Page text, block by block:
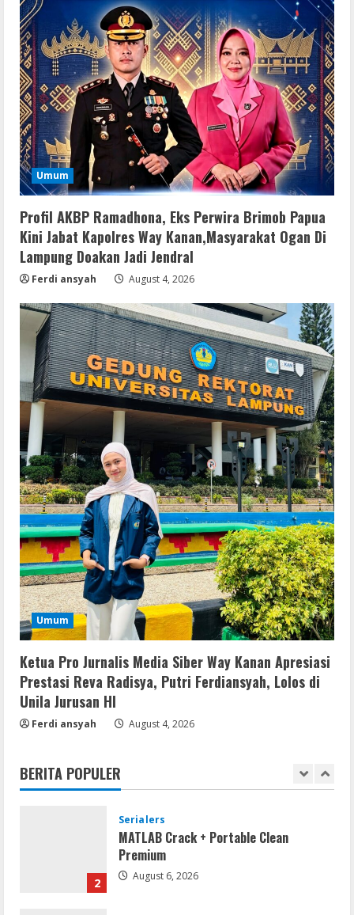
Umum
Profil AKBP Ramadhona, Eks Perwira Brimob Papua
Kini Jabat Kapolres Way Kanan,Masyarakat Ogan Di
Lampung Doakan Jadi Jendral
Ferdi ansyah August 4, 2026
Umum
Ketua Pro Jurnalis Media Siber Way Kanan Apresiasi
Prestasi Reva Radisya, Putri Ferdiansyah, Lolos di
Unila Jurusan HI
Ferdi ansyah August 4, 2026
BERITA POPULER
2
Serialers
MATLAB Crack + Portable Clean
Premium
August 6, 2026
3
Serialers
Ableton Live Crack + Portable Windows
10 (x32x64)
August 6, 2026
4
Lan
Assassin’s Creed Shadows Digital
Deluxe Edition Cracked Rune Release
for Desktop
August 6, 2026
5
Umum
Profil AKBP Ramadhona, Eks Perwira
Brimob Papua Kini Jabat Kapolres Way
Kanan
August 5, 2026
1
Serialers
VMware Workstation Portable +
2
Serialers
MATLAB Crack + Portable Clean
Premium
August 6, 2026